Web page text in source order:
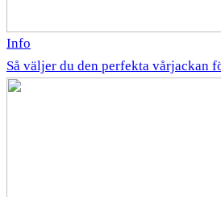
Info
Så väljer du den perfekta vårjackan